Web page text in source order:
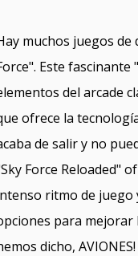
muchos juegos
Este
del arcade
ofrece la
de salir y no
Force Reloaded"
ritmo de juego
para mejorar
dicho,